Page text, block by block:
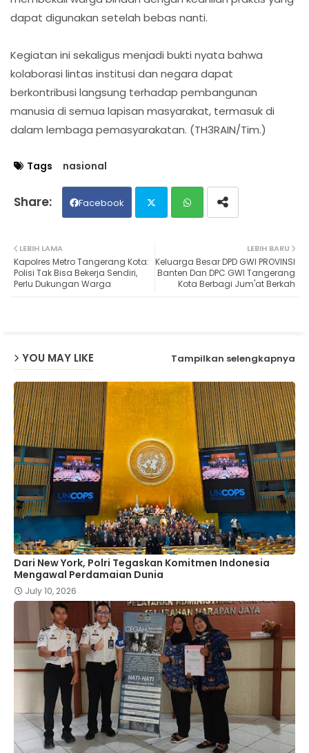
dapat digunakan setelah bebas nanti.
Kegiatan ini sekaligus menjadi bukti nyata bahwa
kolaborasi lintas institusi dan negara dapat
berkontribusi langsung terhadap pembangunan
manusia di semua lapisan masyarakat, termasuk di
dalam lembaga pemasyarakatan. (TH3RAIN/Tim.)
Tags nasional
Facebook
ter ats
LEBIH BARU
Keluarga Besar DPD GWI PROVINSI
Banten Dan DPC GWI Tangerang
Kota Berbagi Jum'at Berkah
LEBIH LAMA
Kapolres Metro Tangerang Kota:
Polisi Tak Bisa Bekerja Sendiri,
Perlu Dukungan Warga
YOU MAY LIKE Tampilkan selengkapnya
Dari New York, Polri Tegaskan Komitmen Indonesia
Mengawal Perdamaian Dunia
July 10, 2026